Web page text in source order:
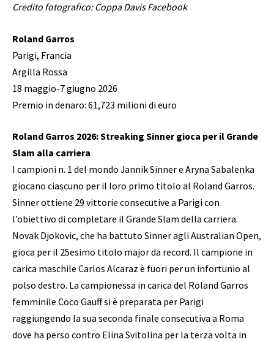
Credito fotografico: Coppa Davis Facebook
Roland Garros
Parigi, Francia
Argilla Rossa
18 maggio-7 giugno 2026
Premio in denaro: 61,723 milioni di euro
Roland Garros 2026: Streaking Sinner gioca per il Grande
Slam alla carriera
I campioni n. 1 del mondo Jannik Sinner e Aryna Sabalenka
giocano ciascuno per il loro primo titolo al Roland Garros.
Sinner ottiene 29 vittorie consecutive a Parigi con
l’obiettivo di completare il Grande Slam della carriera.
Novak Djokovic, che ha battuto Sinner agli Australian Open,
gioca per il 25esimo titolo major da record. Il campione in
carica maschile Carlos Alcaraz è fuori per un infortunio al
polso destro. La campionessa in carica del Roland Garros
femminile Coco Gauff si è preparata per Parigi
raggiungendo la sua seconda finale consecutiva a Roma
dove ha perso contro Elina Svitolina per la terza volta in